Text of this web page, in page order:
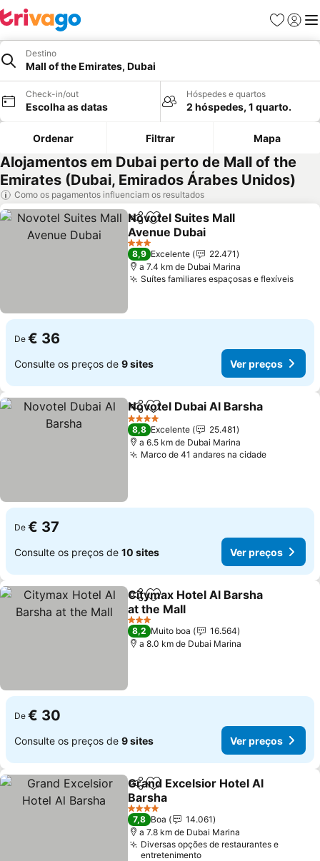
Favoritos
Iniciar
Destino
Mall of the Emirates, Dubai
Check-in/out
Escolha as datas
Hóspedes e quartos
2 hóspedes, 1 quarto.
Ordenar Filtrar Mapa
Alojamentos em Dubai perto de Mall of the
Emirates (Dubai, Emirados Árabes Unidos)
Como os pagamentos influenciam os resultados
PartilharAdicionar aos favoritos
Novotel Suites Mall
Avenue Dubai
3 Estrelas
8,9 Excelente
22.471
a 7.4 km de Dubai Marina
Suítes familiares espaçosas e flexíveis
De € 36
Consulte os preços de 9 sites Ver preços
PartilharAdicionar aos favoritos
Novotel Dubai Al Barsha
4 Estrelas
8,8 Excelente
25.481
a 6.5 km de Dubai Marina
Marco de 41 andares na cidade
De € 37
Consulte os preços de 10 sites Ver preços
PartilharAdicionar aos favoritos
Citymax Hotel Al Barsha
at the Mall
3 Estrelas
8,2 Muito boa
16.564
a 8.0 km de Dubai Marina
De € 30
Consulte os preços de 9 sites Ver preços
PartilharAdicionar aos favoritos
Grand Excelsior Hotel Al
Barsha
4 Estrelas
7,8 Boa
14.061
a 7.8 km de Dubai Marina
Diversas opções de restaurantes e
entretenimento